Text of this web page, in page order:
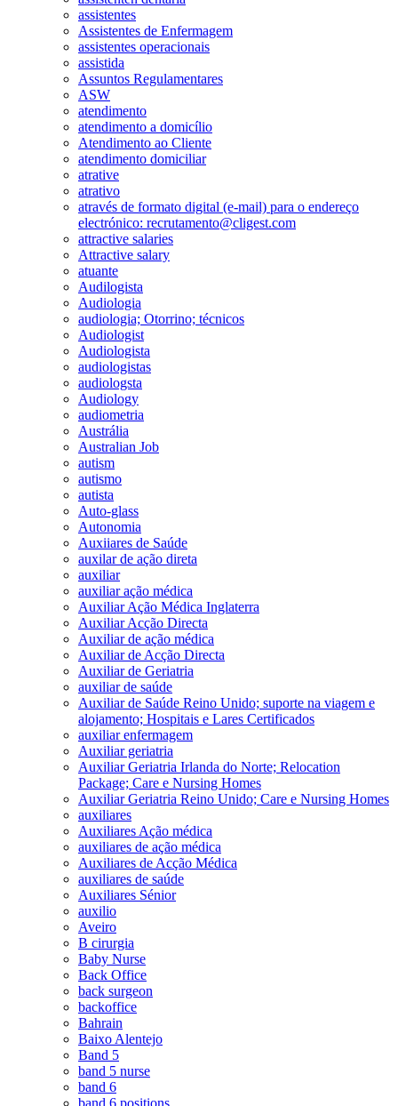
assistentes
Assistentes de Enfermagem
assistentes operacionais
assistida
Assuntos Regulamentares
ASW
atendimento
atendimento a domicílio
Atendimento ao Cliente
atendimento domiciliar
atrative
atrativo
através de formato digital (e-mail) para o endereço
electrónico: recrutamento@cligest.com
attractive salaries
Attractive salary
atuante
Audilogista
Audiologia
audiologia; Otorrino; técnicos
Audiologist
Audiologista
audiologistas
audiologsta
Audiology
audiometria
Austrália
Australian Job
autism
autismo
autista
Auto-glass
Autonomia
Auxiiares de Saúde
auxilar de ação direta
auxiliar
auxiliar ação médica
Auxiliar Ação Médica Inglaterra
Auxiliar Acção Directa
Auxiliar de ação médica
Auxiliar de Acção Directa
Auxiliar de Geriatria
auxiliar de saúde
Auxiliar de Saúde Reino Unido; suporte na viagem e
alojamento; Hospitais e Lares Certificados
auxiliar enfermagem
Auxiliar geriatria
Auxiliar Geriatria Irlanda do Norte; Relocation
Package; Care e Nursing Homes
Auxiliar Geriatria Reino Unido; Care e Nursing Homes
auxiliares
Auxiliares Ação médica
auxiliares de ação médica
Auxiliares de Acção Médica
auxiliares de saúde
Auxiliares Sénior
auxilio
Aveiro
B cirurgia
Baby Nurse
Back Office
back surgeon
backoffice
Bahrain
Baixo Alentejo
Band 5
band 5 nurse
band 6
band 6 positions